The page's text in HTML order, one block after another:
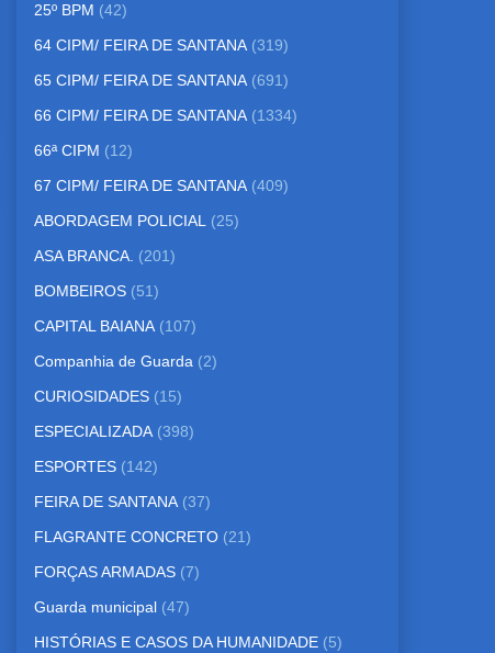
25º BPM (42)
64 CIPM/ FEIRA DE SANTANA (319)
65 CIPM/ FEIRA DE SANTANA (691)
66 CIPM/ FEIRA DE SANTANA (1334)
66ª CIPM (12)
67 CIPM/ FEIRA DE SANTANA (409)
ABORDAGEM POLICIAL (25)
ASA BRANCA. (201)
BOMBEIROS (51)
CAPITAL BAIANA (107)
Companhia de Guarda (2)
CURIOSIDADES (15)
ESPECIALIZADA (398)
ESPORTES (142)
FEIRA DE SANTANA (37)
FLAGRANTE CONCRETO (21)
FORÇAS ARMADAS (7)
Guarda municipal (47)
HISTÓRIAS E CASOS DA HUMANIDADE (5)